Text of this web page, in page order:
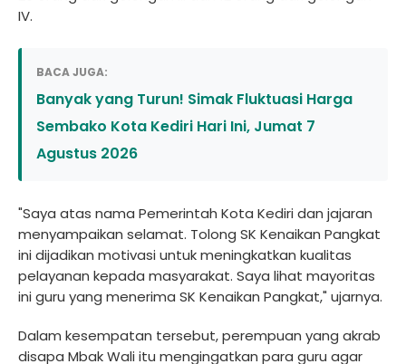
IV.
BACA JUGA:
Banyak yang Turun! Simak Fluktuasi Harga
Sembako Kota Kediri Hari Ini, Jumat 7
Agustus 2026
"Saya atas nama Pemerintah Kota Kediri dan jajaran
menyampaikan selamat. Tolong SK Kenaikan Pangkat
ini dijadikan motivasi untuk meningkatkan kualitas
pelayanan kepada masyarakat. Saya lihat mayoritas
ini guru yang menerima SK Kenaikan Pangkat," ujarnya.
Dalam kesempatan tersebut, perempuan yang akrab
disapa Mbak Wali itu mengingatkan para guru agar